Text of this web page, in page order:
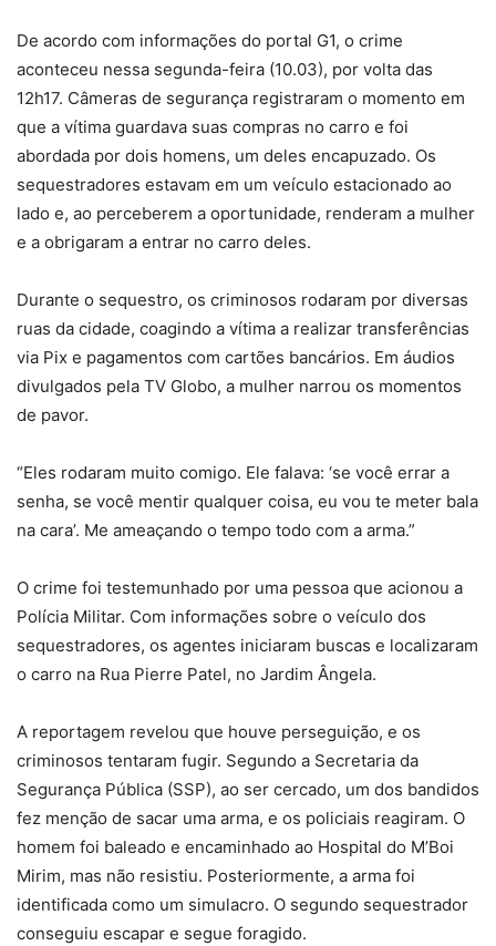
De acordo com informações do portal G1, o crime
aconteceu nessa segunda-feira (10.03), por volta das
12h17. Câmeras de segurança registraram o momento em
que a vítima guardava suas compras no carro e foi
abordada por dois homens, um deles encapuzado. Os
sequestradores estavam em um veículo estacionado ao
lado e, ao perceberem a oportunidade, renderam a mulher
e a obrigaram a entrar no carro deles.
Durante o sequestro, os criminosos rodaram por diversas
ruas da cidade, coagindo a vítima a realizar transferências
via Pix e pagamentos com cartões bancários. Em áudios
divulgados pela TV Globo, a mulher narrou os momentos
de pavor.
“Eles rodaram muito comigo. Ele falava: ‘se você errar a
senha, se você mentir qualquer coisa, eu vou te meter bala
na cara’. Me ameaçando o tempo todo com a arma.”
O crime foi testemunhado por uma pessoa que acionou a
Polícia Militar. Com informações sobre o veículo dos
sequestradores, os agentes iniciaram buscas e localizaram
o carro na Rua Pierre Patel, no Jardim Ângela.
A reportagem revelou que houve perseguição, e os
criminosos tentaram fugir. Segundo a Secretaria da
Segurança Pública (SSP), ao ser cercado, um dos bandidos
fez menção de sacar uma arma, e os policiais reagiram. O
homem foi baleado e encaminhado ao Hospital do M’Boi
Mirim, mas não resistiu. Posteriormente, a arma foi
identificada como um simulacro. O segundo sequestrador
conseguiu escapar e segue foragido.